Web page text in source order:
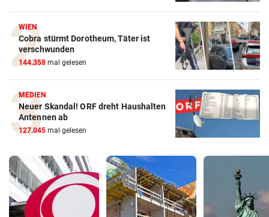
WIEN
Cobra stürmt Dorotheum, Täter ist
verschwunden
144.358 mal gelesen
MEDIEN
Neuer Skandal! ORF dreht Haushalten
Antennen ab
127.045 mal gelesen